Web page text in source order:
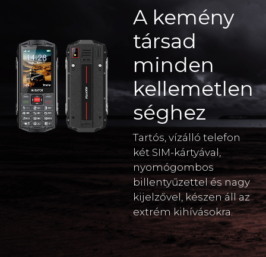
A kemény
társad
minden
kellemetlen
séghez
Tartós, vízálló telefon
két SIM-kártyával,
nyomógombos
billentyűzettel és nagy
kijelzővel, készen áll az
extrém kihívásokra.